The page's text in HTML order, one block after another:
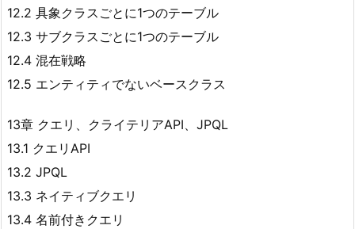
12.2 具象クラスごとに1つのテーブル
12.3 サブクラスごとに1つのテーブル
12.4 混在戦略
12.5 エンティティでないベースクラス
13章 クエリ、クライテリアAPI、JPQL
13.1 クエリAPI
13.2 JPQL
13.3 ネイティブクエリ
13.4 名前付きクエリ